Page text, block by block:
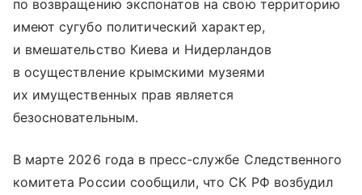
по возвращению экспонатов на свою территорию
имеют сугубо политический характер,
и вмешательство Киева и Нидерландов
в осуществление крымскими музеями
их имущественных прав является
безосновательным.
В марте 2026 года в пресс-службе Следственного
комитета России сообщили, что СК РФ возбудил